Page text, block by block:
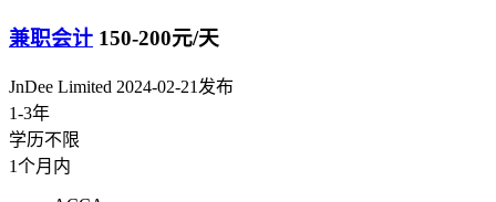
兼职会计 150-200元/天
JnDee Limited 2024-02-21发布
1-3年
学历不限
1个月内